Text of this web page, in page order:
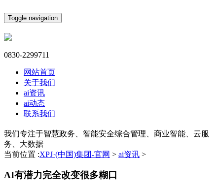
Toggle navigation
0830-2299711
网站首页
关于我们
ai资讯
ai动态
联系我们
我们专注于智慧政务、智能安全综合管理、商业智能、云服
务、大数据
当前位置 :XPJ·(中国)集团-官网 > ai资讯 >
AI有潜力完全改变很多糊口